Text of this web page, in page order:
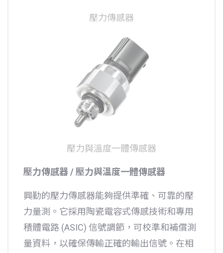
壓力傳感器
壓力與溫度一體傳感器
壓力傳感器 / 壓力與溫度一體傳感器
興勤的壓力傳感器能夠提供準確、可靠的壓
力量測。它採用陶瓷電容式傳感技術和專用
積體電路 (ASIC) 信號調節，可校準和補償測
量資料，以確保傳輸正確的輸出信號。在相